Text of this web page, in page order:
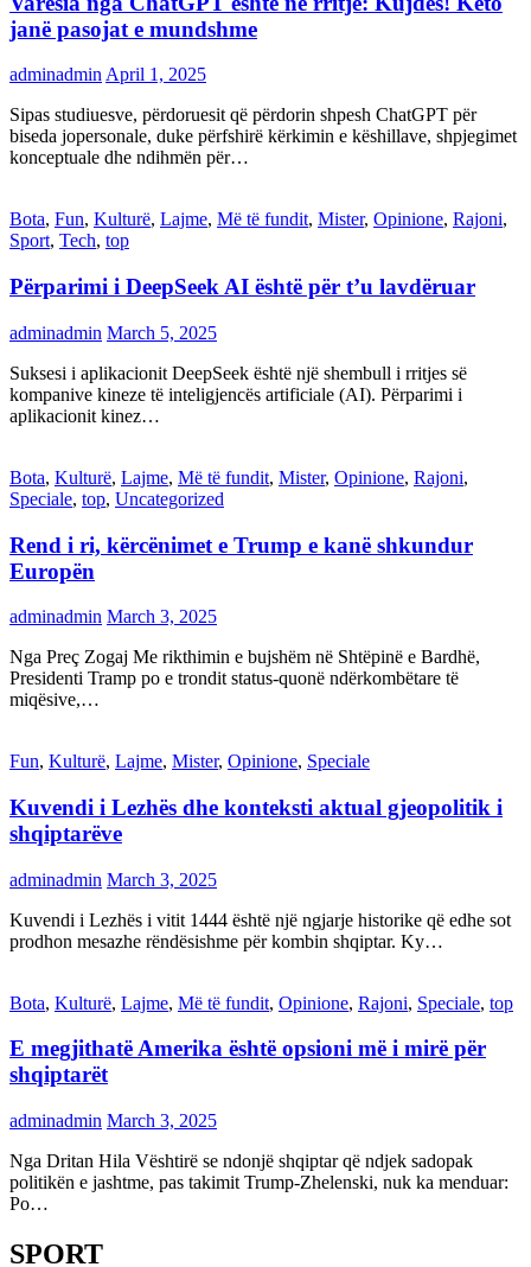
janë pasojat e mundshme
adminadmin April 1, 2025
Sipas studiuesve, përdoruesit që përdorin shpesh ChatGPT për
biseda jopersonale, duke përfshirë kërkimin e këshillave, shpjegimet
konceptuale dhe ndihmën për…
Bota, Fun, Kulturë, Lajme, Më të fundit, Mister, Opinione, Rajoni,
Sport, Tech, top
Përparimi i DeepSeek AI është për t’u lavdëruar
adminadmin March 5, 2025
Suksesi i aplikacionit DeepSeek është një shembull i rritjes së
kompanive kineze të inteligjencës artificiale (AI). Përparimi i
aplikacionit kinez…
Bota, Kulturë, Lajme, Më të fundit, Mister, Opinione, Rajoni,
Speciale, top, Uncategorized
Rend i ri, kërcënimet e Trump e kanë shkundur
Europën
adminadmin March 3, 2025
Nga Preç Zogaj Me rikthimin e bujshëm në Shtëpinë e Bardhë,
Presidenti Tramp po e trondit status-quonë ndërkombëtare të
miqësive,…
Fun, Kulturë, Lajme, Mister, Opinione, Speciale
Kuvendi i Lezhës dhe konteksti aktual gjeopolitik i
shqiptarëve
adminadmin March 3, 2025
Kuvendi i Lezhës i vitit 1444 është një ngjarje historike që edhe sot
prodhon mesazhe rëndësishme për kombin shqiptar. Ky…
Bota, Kulturë, Lajme, Më të fundit, Opinione, Rajoni, Speciale, top
E megjithatë Amerika është opsioni më i mirë për
shqiptarët
adminadmin March 3, 2025
Nga Dritan Hila Vështirë se ndonjë shqiptar që ndjek sadopak
politikën e jashtme, pas takimit Trump-Zhelenski, nuk ka menduar:
Po…
SPORT